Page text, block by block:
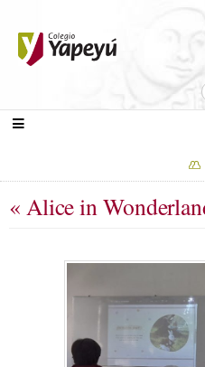
« Alice in